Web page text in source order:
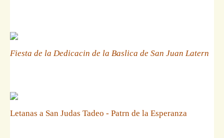
Fiesta de la Dedicacin de la Baslica de San Juan Latern
Letanas a San Judas Tadeo - Patrn de la Esperanza